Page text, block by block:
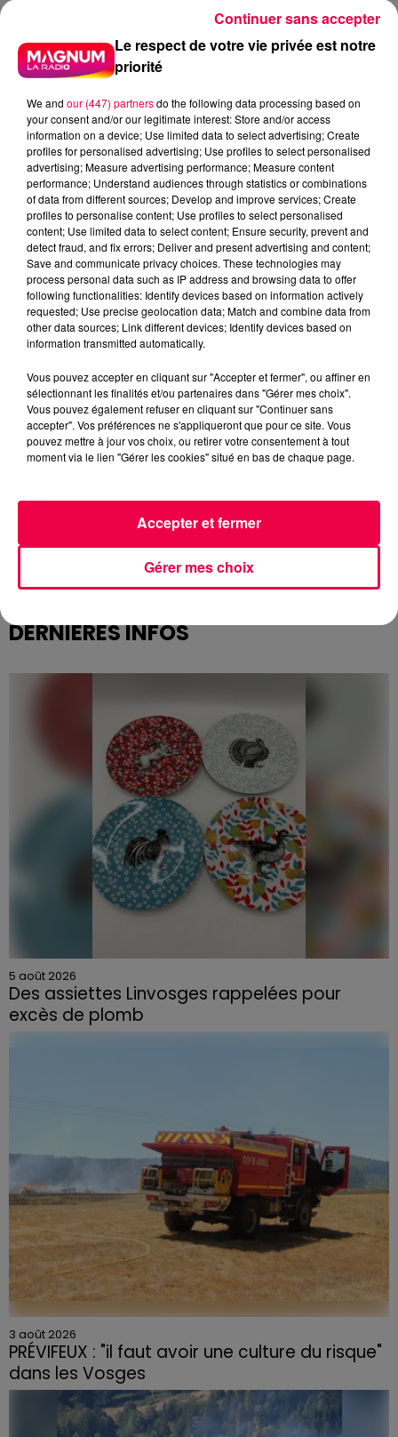
août au 2 août :
Ambacourt
Madonne-et-Lamerey
Pont-sur-Madon
Velotte-et-Tatignécourt
Pour les épisodes du 2 août :
Mirecourt
Pour les épisodes du 14 août :
La Vacheresse-et-la-Rouillie
QUE FAIRE SI VOUS AVEZ ÉTÉ
VICTIME DE CATASTROPHE
NATURELLE ?
Vous disposez d'un délai de 30 jours à compter de la
publication de cet arrêté au Journal Officiel pour
déclarer auprès de votre compagnie d'assurance vos
sinistres, en vue d'obtenir réparation des préjudices
subis.
publication, soit à compter du 29 septembre 2024.
La reconnaissance de l'état de catastrophe naturelle
peut permettre aux assurés de bénéficier de
DERNIÈRES INFOS
5 août 2026
Des assiettes Linvosges rappelées pour
excès de plomb
Du plomb a été détecté dans deux assiettes en
3 août 2026
PRÉVIFEUX : "il faut avoir une culture du risque"
dans les Vosges
Le respect de votre vie privée est notre
priorité
We and our (447) partnersdo the following data processing based on
your consent and/or our legitimate interest: Store and/or access
information on a device; Use limited data to select advertising; Create
profiles for personalised advertising; Use profiles to select personalised
advertising; Measure advertising performance; Measure content
performance; Understand audiences through statistics or combinations
of data from different sources; Develop and improve services; Create
profiles to personalise content; Use profiles to select personalised
content; Use limited data to select content; Ensure security, prevent and
detect fraud, and fix errors; Deliver and present advertising and content;
Save and communicate privacy choices. These technologies may
process personal data such as IP address and browsing data to offer
following functionalities: Identify devices based on information actively
requested; Use precise geolocation data; Match and combine data from
other data sources; Link different devices; Identify devices based on
information transmitted automatically.
Vous pouvez accepter en cliquant sur "Accepter et fermer", ou affiner en
sélectionnant les finalités et/ou partenaires dans "Gérer mes choix".
Vous pouvez également refuser en cliquant sur "Continuer sans
accepter". Vos préférences ne s'appliqueront que pour ce site. Vous
pouvez mettre à jour vos choix, ou retirer votre consentement à tout
moment via le lien "Gérer les cookies" situé en bas de chaque page.
Gérer mes choix
Accepter et fermer
Continuer sans accepter